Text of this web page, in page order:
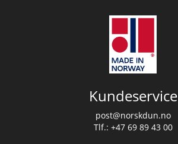
Kundeservice
post@norskdun.no
Tlf.: +47 69 89 43 00